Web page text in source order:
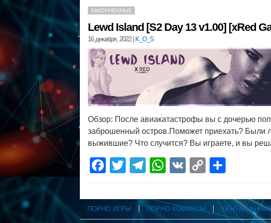
ЗАКОНЧЕННЫЕ
Lewd Island [S2 Day 13 v1.00] [xRed
16 декабря, 2022| K_O_S
Обзор: После авиакатастрофы вы с дочерью
заброшенный остров.Поможет приехать? Были
выжившие? Что случится? Вы играете, и вы
Facebook
TwitterTelegram
WhatsApp
VK Copy
ПОРНО ИГРЫ ПОРНО КОМИКСЫ ХЕНТАЙ